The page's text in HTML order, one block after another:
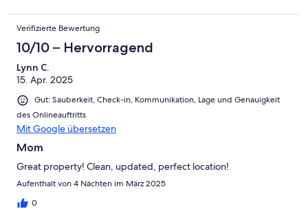
Verifizierte Bewertung
10/10 – Hervorragend
Lynn C.
15. Apr. 2025
Gut: Sauberkeit, Check-in, Kommunikation, Lage und Genauigkeit
des Onlineauftritts
Mit Google übersetzen
Mom
Great property! Clean, updated, perfect location!
Aufenthalt von 4 Nächten im März 2025
0